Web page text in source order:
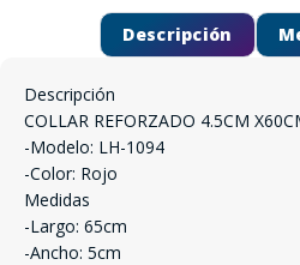
Descripción
Descripción
COLLAR REFORZADO 4.5CM
-Modelo: LH-1094
-Color: Rojo
Medidas
-Largo: 65cm
-Ancho: 5cm